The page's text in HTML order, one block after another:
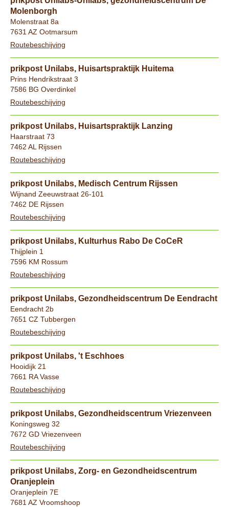
Molenborgh
Molenstraat 8a
7631 AZ Ootmarsum
Routebeschijving
prikpost Unilabs, Huisartspraktijk Huitema
Prins Hendrikstraat 3
7586 BG Overdinkel
Routebeschijving
prikpost Unilabs, Huisartspraktijk Lanzing
Haarstraat 73
7462 AL Rijssen
Routebeschijving
prikpost Unilabs, Medisch Centrum Rijssen
Wijnand Zeeuwstraat 26-101
7462 DE Rijssen
Routebeschijving
prikpost Unilabs, Kulturhus Rabo De CoCeR
Thijplein 1
7596 KM Rossum
Routebeschijving
prikpost Unilabs, Gezondheidscentrum De Eendracht
Eendracht 2b
7651 CZ Tubbergen
Routebeschijving
prikpost Unilabs, 't Eschhoes
Hooidijk 21
7661 RA Vasse
Routebeschijving
prikpost Unilabs, Gezondheidscentrum Vriezenveen
Koningsweg 32
7672 GD Vriezenveen
Routebeschijving
prikpost Unilabs, Zorg- en Gezondheidscentrum
Oranjeplein
Oranjeplein 7E
7681 AZ Vroomshoop